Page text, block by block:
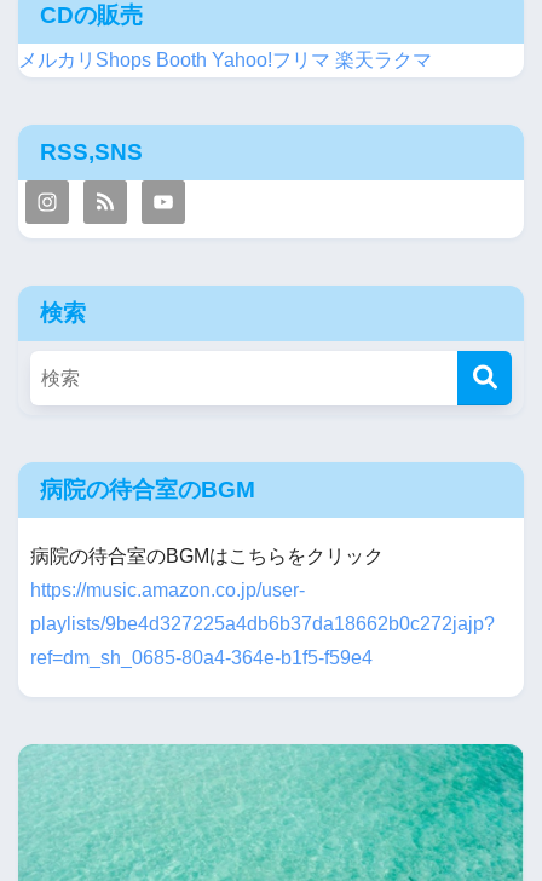
CDの販売
メルカリShops Booth Yahoo!フリマ 楽天ラクマ
RSS,SNS
検索
病院の待合室のBGM
病院の待合室のBGMはこちらをクリック
https://music.amazon.co.jp/user-
playlists/9be4d327225a4db6b37da18662b0c272jajp?
ref=dm_sh_0685-80a4-364e-b1f5-f59e4